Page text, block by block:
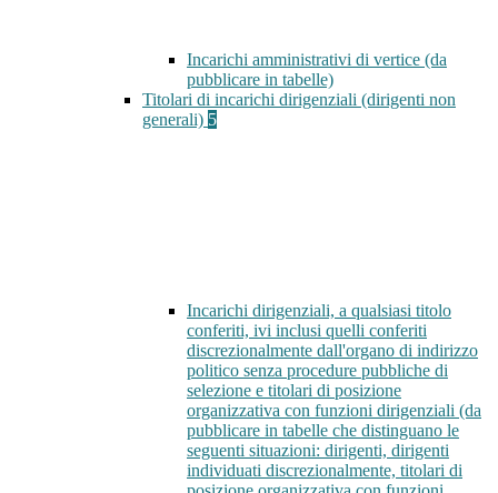
Incarichi amministrativi di vertice (da
pubblicare in tabelle)
Titolari di incarichi dirigenziali (dirigenti non
generali) 5
Incarichi dirigenziali, a qualsiasi titolo
conferiti, ivi inclusi quelli conferiti
discrezionalmente dall'organo di indirizzo
politico senza procedure pubbliche di
selezione e titolari di posizione
organizzativa con funzioni dirigenziali (da
pubblicare in tabelle che distinguano le
seguenti situazioni: dirigenti, dirigenti
individuati discrezionalmente, titolari di